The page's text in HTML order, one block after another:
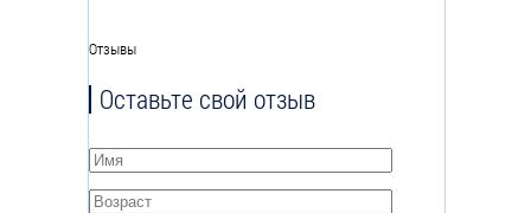
Отзывы
Оставьте свой отзыв
Имя*
Возраст*